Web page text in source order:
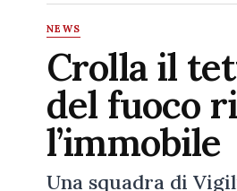
NEWS
Crolla il
del fuoco
l’immobile
Una squadra di